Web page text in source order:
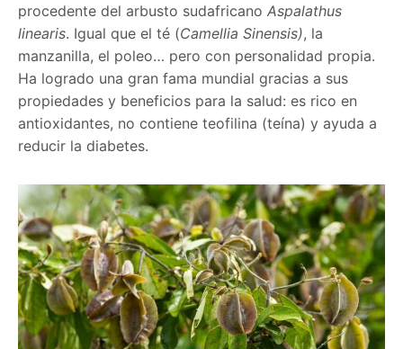
procedente del arbusto sudafricanoAspalathus
linearis. Igual que el té (Camellia Sinensis), la
manzanilla, el poleo… pero con personalidad propia.
Ha logrado una gran fama mundial gracias a sus
propiedades y beneficios para la salud: es rico en
antioxidantes, no contiene teofilina (teína) y ayuda a
reducir la diabetes.